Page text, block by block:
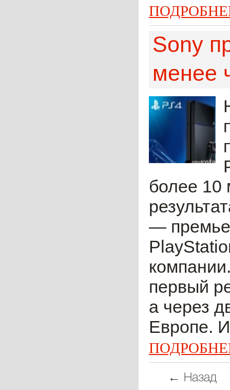
Sony
менее
более 10
—
первый
а через
Европе.
← Назад